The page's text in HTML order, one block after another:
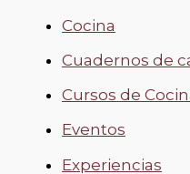
Cocina
Cuadernos de
Cursos de
Eventos
Experiencias